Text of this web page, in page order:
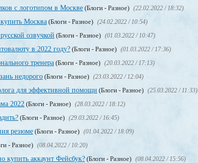
с логотипом в Москве (Блоги - Разное) (22.02.2022 / 18:32)
Москва (Блоги - Разное) (24.02.2022 / 10:54)
озвучкой (Блоги - Разное) (01.03.2022 / 10:47)
в 2022 году? (Блоги - Разное) (01.03.2022 / 17:36)
тренера (Блоги - Разное) (20.03.2022 / 17:13)
недорого (Блоги - Разное) (23.03.2022 / 12:04)
для эффективной помощи (Блоги - Разное) (25.03.2022 / 11:33)
2022(Блоги - Разное) (28.03.2022 / 18:12)
(Блоги - Разное) (29.03.2022 / 16:45)
резюме (Блоги - Разное) (01.04.2022 / 18:09)
- Разное) (08.04.2022 / 10:20)
купить аккаунт Фейсбук? (Блоги - Разное) (08.04.2022 / 15:56)